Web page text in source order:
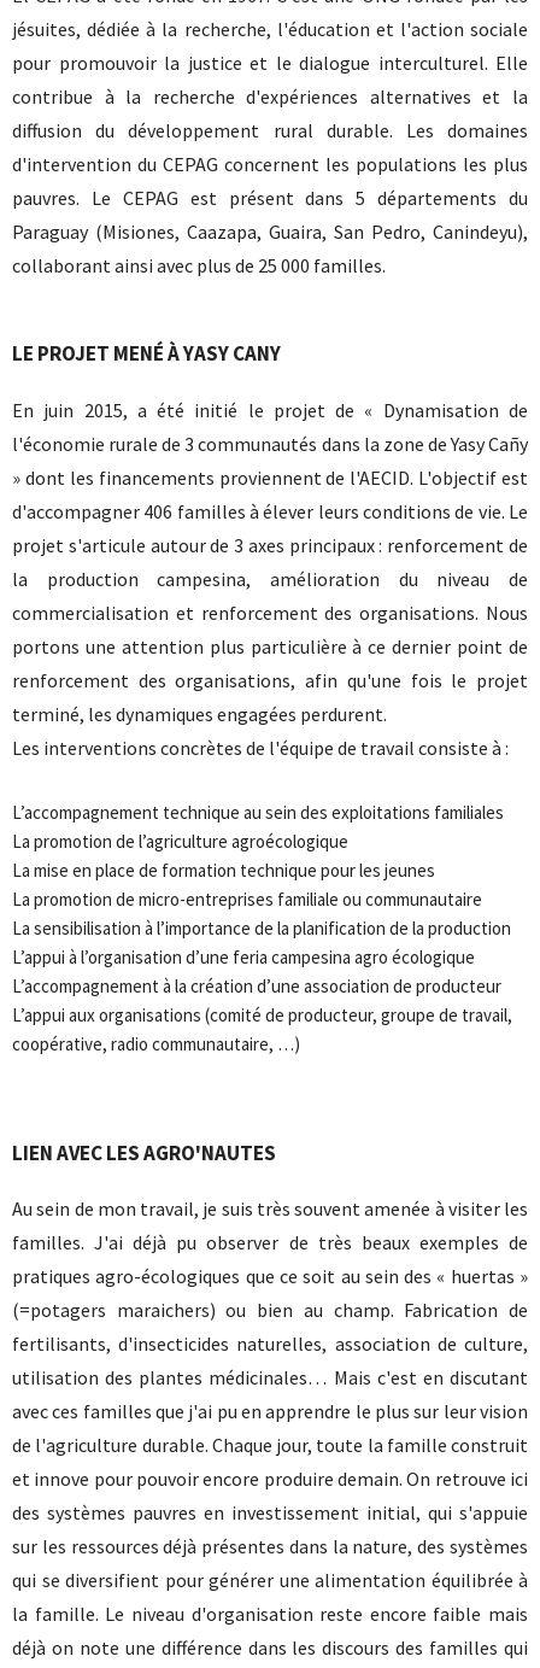
jésuites, dédiée à la recherche, l'éducation et l'action sociale
pour promouvoir la justice et le dialogue interculturel. Elle
contribue à la recherche d'expériences alternatives et la
diffusion du développement rural durable. Les domaines
d'intervention du CEPAG concernent les populations les plus
pauvres. Le CEPAG est présent dans 5 départements du
Paraguay (Misiones, Caazapa, Guaira, San Pedro, Canindeyu),
collaborant ainsi avec plus de 25 000 familles.
LE PROJET MENÉ À YASY CANY
En juin 2015, a été initié le projet de « Dynamisation de
l'économie rurale de 3 communautés dans la zone de Yasy Cañy
» dont les financements proviennent de l'AECID. L'objectif est
d'accompagner 406 familles à élever leurs conditions de vie. Le
projet s'articule autour de 3 axes principaux : renforcement de
la production campesina, amélioration du niveau de
commercialisation et renforcement des organisations. Nous
portons une attention plus particulière à ce dernier point de
renforcement des organisations, afin qu'une fois le projet
terminé, les dynamiques engagées perdurent.
Les interventions concrètes de l'équipe de travail consiste à :
L’accompagnement technique au sein des exploitations familiales
La promotion de l’agriculture agroécologique
La mise en place de formation technique pour les jeunes
La promotion de micro-entreprises familiale ou communautaire
La sensibilisation à l’importance de la planification de la production
L’appui à l’organisation d’une feria campesina agro écologique
L’accompagnement à la création d’une association de producteur
L’appui aux organisations (comité de producteur, groupe de travail,
coopérative, radio communautaire, …)
LIEN AVEC LES AGRO'NAUTES
Au sein de mon travail, je suis très souvent amenée à visiter les
familles. J'ai déjà pu observer de très beaux exemples de
pratiques agro-écologiques que ce soit au sein des « huertas »
(=potagers maraichers) ou bien au champ. Fabrication de
fertilisants, d'insecticides naturelles, association de culture,
utilisation des plantes médicinales… Mais c'est en discutant
avec ces familles que j'ai pu en apprendre le plus sur leur vision
de l'agriculture durable. Chaque jour, toute la famille construit
et innove pour pouvoir encore produire demain. On retrouve ici
des systèmes pauvres en investissement initial, qui s'appuie
sur les ressources déjà présentes dans la nature, des systèmes
qui se diversifient pour générer une alimentation équilibrée à
la famille. Le niveau d'organisation reste encore faible mais
déjà on note une différence dans les discours des familles qui